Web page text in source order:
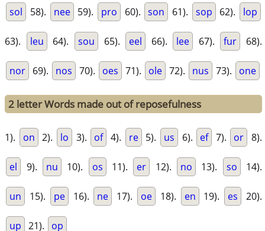
sol 58). nee 59). pro 60). son 61). sop 62). lop
63). leu 64). sou 65). eel 66). lee 67). fur 68).
nor 69). nos 70). oes 71). ole 72). nus 73). one
2 letter Words made out of reposefulness
1). on 2). lo 3). of 4). re 5). us 6). ef 7). or 8).
el 9). nu 10). os 11). er 12). no 13). so 14).
un 15). pe 16). ne 17). oe 18). en 19). es 20).
up 21). op